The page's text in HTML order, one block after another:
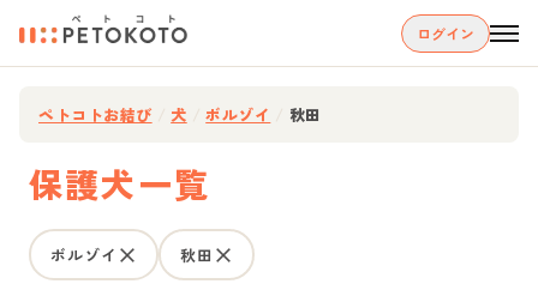
ログイン
ペトコトお結び 犬 ボルゾイ 秋田
保護犬一覧
ボルゾイ 秋田